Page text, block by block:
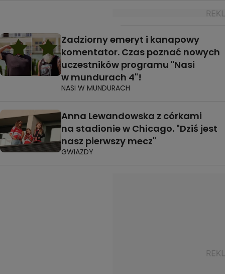
Zadziorny emeryt i kanapowy
komentator. Czas poznać nowych
uczestników programu "Nasi
w mundurach 4"!
NASI W MUNDURACH
Anna Lewandowska z córkami
na stadionie w Chicago. "Dziś jest
nasz pierwszy mecz"
GWIAZDY